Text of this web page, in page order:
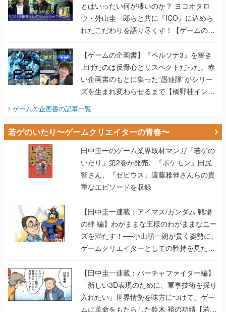
とはいったい何が凄いのか？ ヨコオタロ
ウ・外山圭一郎らと共に『ICO』に込めら
れたこだわりを語り尽くす！【ゲームの企
画書】
【ゲームの企画書】『ペルソナ3』を築き
上げたのは反骨心とリスペクトだった。赤
い企画書のもとに集った“愚連隊”がシリー
ズを生まれ変わらせるまで【橋野桂インタ
ビュー】
ゲームの企画書の記事一覧
若ゲのいたり〜ゲームクリエイターの青春〜
田中圭一のゲーム業界取材マンガ『若ゲの
いたり』第2巻が発売。『ポケモン』田尻
智さん、『ゼビウス』遠藤雅伸さんらの貴
重なエピソードを収録
【田中圭一連載：アイマス/ガンダム 戦場
の絆 編】わがままな王様のわがままなニー
ズを満たす！──小山順一朗が貫く姿勢に、
ゲームクリエイターとしての矜持を見た
【若ゲのいたり最終回】
【田中圭一連載：バーチャファイター編】
「新しい3D表現のために、軍事技術を採り
入れたい」世界情勢を味方につけて、ゲー
ムに革命をもたらした鈴木 裕の功績【若ゲ